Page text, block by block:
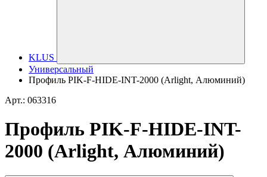
KLUS
Универсальный
Профиль PIK-F-HIDE-INT-2000 (Arlight, Алюминий)
Арт.: 063316
Профиль PIK-F-HIDE-INT-
2000 (Arlight, Алюминий)